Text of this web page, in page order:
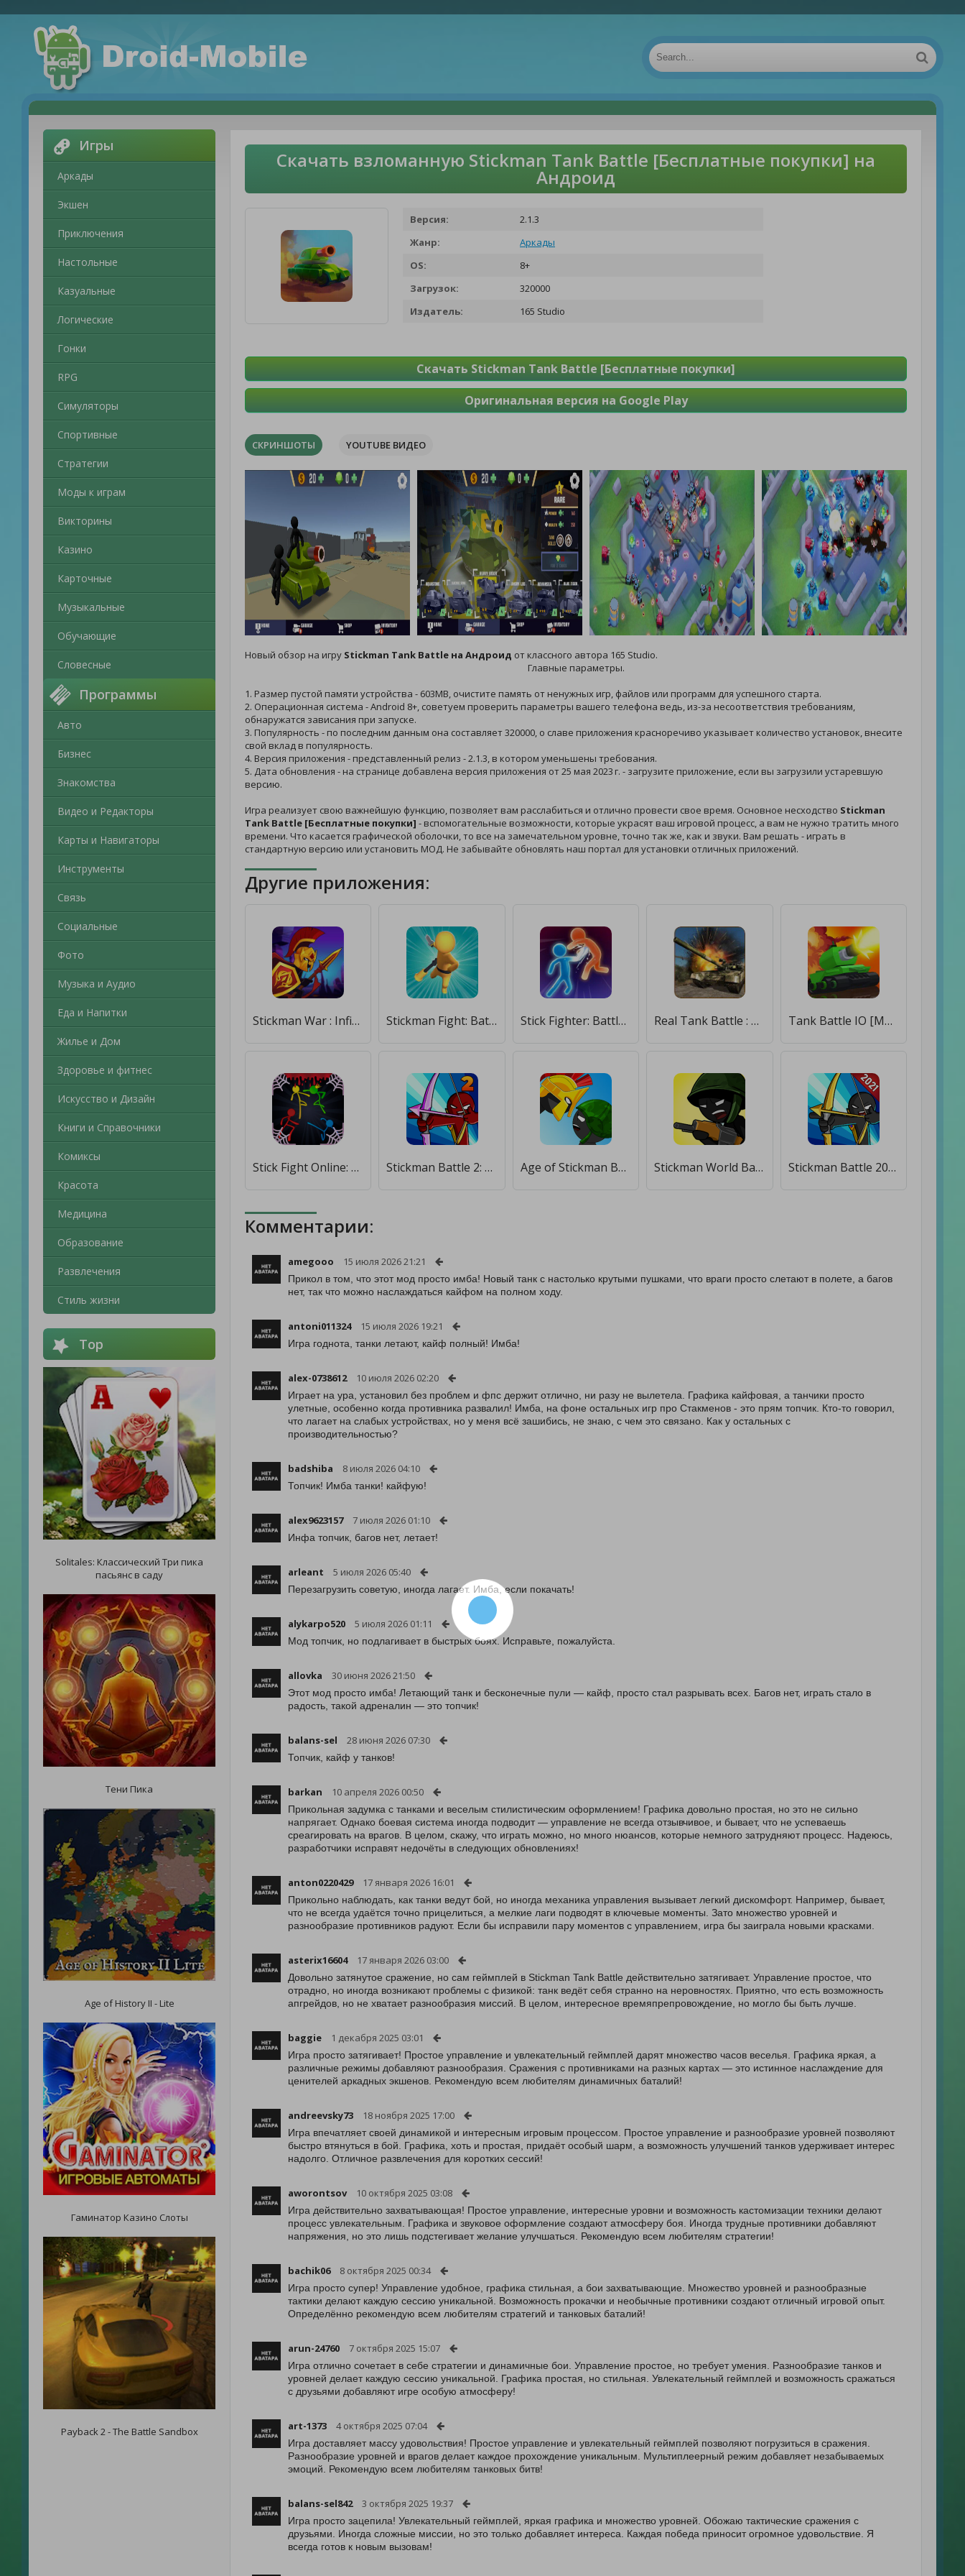
Игры
Аркады
Экшен
Приключения
Настольные
Казуальные
Логические
Гонки
RPG
Симуляторы
Спортивные
Стратегии
Моды к играм
Викторины
Казино
Карточные
Музыкальные
Обучающие
Словесные
Программы
Авто
Бизнес
Знакомства
Видео и Редакторы
Карты и Навигаторы
Инструменты
Связь
Социальные
Фото
Музыка и Аудио
Еда и Напитки
Жилье и Дом
Здоровье и фитнес
Искусство и Дизайн
Книги и Справочники
Комиксы
Красота
Медицина
Образование
Развлечения
Стиль жизни
Top
Solitales: Классический Три пика
пасьянс в саду
Тени Пика
Age of History II - Lite
Гаминатор Казино Слоты
Payback 2 - The Battle Sandbox
Скачать взломанную Stickman Tank Battle [Бесплатные покупки] на
Андроид
Версия:
2.1.3
Жанр:
Аркады
OS:
8+
Загрузок:
320000
Издатель:
165 Studio
Скачать Stickman Tank Battle [Бесплатные покупки]
Оригинальная версия на Google Play
СКРИНШОТЫ YOUTUBE ВИДЕО
Новый обзор на игру Stickman Tank Battle на Андроид от классного автора 165 Studio.
Главные параметры.
1. Размер пустой памяти устройства - 603MB, очистите память от ненужных игр, файлов или программ для успешного старта.
2. Операционная система - Android 8+, советуем проверить параметры вашего телефона ведь, из-за несоответствия требованиям,
обнаружатся зависания при запуске.
3. Популярность - по последним данным она составляет 320000, о славе приложения красноречиво указывает количество установок, внесите
свой вклад в популярность.
4. Версия приложения - представленный релиз - 2.1.3, в котором уменьшены требования.
5. Дата обновления - на странице добавлена версия приложения от 25 мая 2023 г. - загрузите приложение, если вы загрузили устаревшую
версию.
Игра реализует свою важнейшую функцию, позволяет вам расслабиться и отлично провести свое время. Основное несходство Stickman
Tank Battle [Бесплатные покупки] - вспомогательные возможности, которые украсят ваш игровой процесс, а вам не нужно тратить много
времени. Что касается графической оболочки, то все на замечательном уровне, точно так же, как и звуки. Вам решать - играть в
стандартную версию или установить МОД. Не забывайте обновлять наш портал для установки отличных приложений.
Другие приложения:
Stickman War : Infinity battle [Много монет] Stickman Fight: Battle Arena [Много денег] Stick Fighter: Battle Stickman [Много монет] Real Tank Battle : War Machine [Много денег] Tank Battle IO [Мод меню]
Stick Fight Online: Multiplayer Stickman Battle [Много денег] Stickman Battle 2: Empires War [Бесплатные покупки] Age of Stickman Battle of Empires [Много монет] Stickman World Battle [Мод меню] Stickman Battle 2021: Stick Fight War [Много денег]
Комментарии:
amegooo 15 июля 2026 21:21
Прикол в том, что этот мод просто имба! Новый танк с настолько крутыми пушками, что враги просто слетают в полете, а багов
нет, так что можно наслаждаться кайфом на полном ходу.
antoni011324 15 июля 2026 19:21
Игра годнота, танки летают, кайф полный! Имба!
alex-0738612 10 июля 2026 02:20
Играет на ура, установил без проблем и фпс держит отлично, ни разу не вылетела. Графика кайфовая, а танчики просто
улетные, особенно когда противника развалил! Имба, на фоне остальных игр про Стакменов - это прям топчик. Кто-то говорил,
что лагает на слабых устройствах, но у меня всё зашибись, не знаю, с чем это связано. Как у остальных с
производительностью?
badshiba 8 июля 2026 04:10
Топчик! Имба танки! кайфую!
alex9623157 7 июля 2026 01:10
Инфа топчик, багов нет, летает!
arleant 5 июля 2026 05:40
Перезагрузить советую, иногда лагает. Имба, если покачать!
alykarpo520 5 июля 2026 01:11
Мод топчик, но подлагивает в быстрых боях. Исправьте, пожалуйста.
allovka 30 июня 2026 21:50
Этот мод просто имба! Летающий танк и бесконечные пули — кайф, просто стал разрывать всех. Багов нет, играть стало в
радость, такой адреналин — это топчик!
balans-sel 28 июня 2026 07:30
Топчик, кайф у танков!
barkan 10 апреля 2026 00:50
Прикольная задумка с танками и веселым стилистическим оформлением! Графика довольно простая, но это не сильно
напрягает. Однако боевая система иногда подводит — управление не всегда отзывчивое, и бывает, что не успеваешь
среагировать на врагов. В целом, скажу, что играть можно, но много нюансов, которые немного затрудняют процесс. Надеюсь,
разработчики исправят недочёты в следующих обновлениях!
anton0220429 17 января 2026 16:01
Прикольно наблюдать, как танки ведут бой, но иногда механика управления вызывает легкий дискомфорт. Например, бывает,
что не всегда удаётся точно прицелиться, а мелкие лаги подводят в ключевые моменты. Зато множество уровней и
разнообразие противников радуют. Если бы исправили пару моментов с управлением, игра бы заиграла новыми красками.
asterix16604 17 января 2026 03:00
Довольно затянутое сражение, но сам геймплей в Stickman Tank Battle действительно затягивает. Управление простое, что
отрадно, но иногда возникают проблемы с физикой: танк ведёт себя странно на неровностях. Приятно, что есть возможность
апгрейдов, но не хватает разнообразия миссий. В целом, интересное времяпрепровождение, но могло бы быть лучше.
baggie 1 декабря 2025 03:01
Игра просто затягивает! Простое управление и увлекательный геймплей дарят множество часов веселья. Графика яркая, а
различные режимы добавляют разнообразия. Сражения с противниками на разных картах — это истинное наслаждение для
ценителей аркадных экшенов. Рекомендую всем любителям динамичных баталий!
andreevsky73 18 ноября 2025 17:00
Игра впечатляет своей динамикой и интересным игровым процессом. Простое управление и разнообразие уровней позволяют
быстро втянуться в бой. Графика, хоть и простая, придаёт особый шарм, а возможность улучшений танков удерживает интерес
надолго. Отличное развлечения для коротких сессий!
aworontsov 10 октября 2025 03:08
Игра действительно захватывающая! Простое управление, интересные уровни и возможность кастомизации техники делают
процесс увлекательным. Графика и звуковое оформление создают атмосферу боя. Иногда трудные противники добавляют
напряжения, но это лишь подстегивает желание улучшаться. Рекомендую всем любителям стратегии!
bachik06 8 октября 2025 00:34
Игра просто супер! Управление удобное, графика стильная, а бои захватывающие. Множество уровней и разнообразные
тактики делают каждую сессию уникальной. Возможность прокачки и необычные противники создают отличный игровой опыт.
Определённо рекомендую всем любителям стратегий и танковых баталий!
arun-24760 7 октября 2025 15:07
Игра отлично сочетает в себе стратегии и динамичные бои. Управление простое, но требует умения. Разнообразие танков и
уровней делает каждую сессию уникальной. Графика простая, но стильная. Увлекательный геймплей и возможность сражаться
с друзьями добавляют игре особую атмосферу!
art-1373 4 октября 2025 07:04
Игра доставляет массу удовольствия! Простое управление и увлекательный геймплей позволяют погрузиться в сражения.
Разнообразие уровней и врагов делает каждое прохождение уникальным. Мультиплеерный режим добавляет незабываемых
эмоций. Рекомендую всем любителям танковых битв!
balans-sel842 3 октября 2025 19:37
Игра просто зацепила! Увлекательный геймплей, яркая графика и множество уровней. Обожаю тактические сражения с
друзьями. Иногда сложные миссии, но это только добавляет интереса. Каждая победа приносит огромное удовольствие. Я
всегда готов к новым вызовам!